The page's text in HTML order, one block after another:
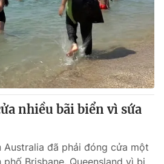
nhiều bãi biển vì sứa
Australia đã phải đóng cửa một
Brisbane, Queensland vì bị